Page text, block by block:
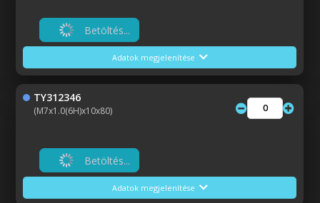
Betöltés...
Adatok megjelenítése
TY312346
(M7x1.0(6H)x10x80)
Betöltés...
Adatok megjelenítése